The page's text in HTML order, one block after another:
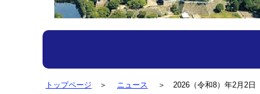
トップページ ＞ ニュース ＞ 2026（令和8）年2月2日